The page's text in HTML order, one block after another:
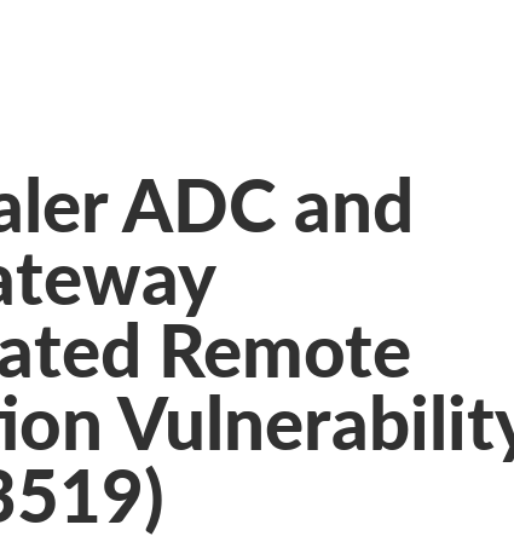
ADC and
Remote